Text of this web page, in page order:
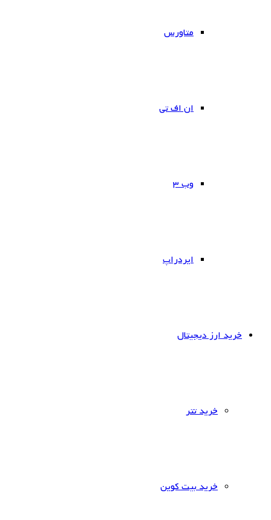
متاورس
ان اف تی
وب ۳
ایردراپ
خرید ارز دیجیتال
خرید تتر
خرید بیت کوین